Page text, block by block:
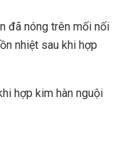
đã nóng trên mối nối
nhiệt sau khi hợp
hợp kim hàn nguội